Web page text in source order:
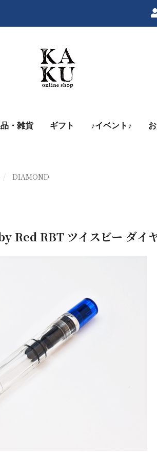
・雑貨 ギフト ♪イベント♪
DIAMOND
RBT ツイスビー ダイヤ